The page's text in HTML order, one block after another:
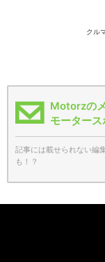
クル
Motorzの
モータース
記事には載せられない編
も！？